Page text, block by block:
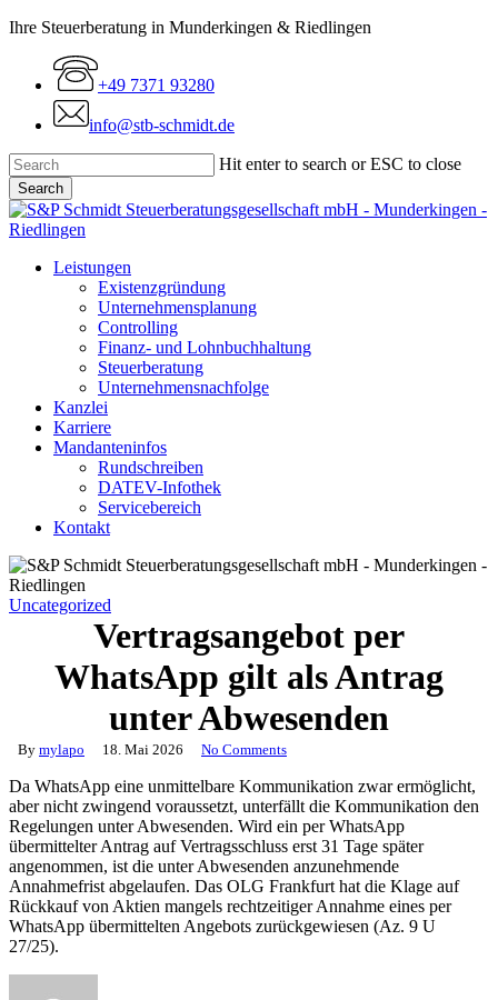
Skip
content
Ihre Steuerberatung in Munderkingen & Riedlingen
+49 7371 93280
info@stb-schmidt.de
Hit enter to search or ESC to close
Search
Close
Search
Menu
Leistungen
Existenzgründung
Unternehmensplanung
Controlling
Finanz- und Lohnbuchhaltung
Steuerberatung
Unternehmensnachfolge
Kanzlei
Karriere
Mandanteninfos
Rundschreiben
DATEV-Infothek
Servicebereich
Kontakt
Uncategorized
Vertragsangebot per
WhatsApp gilt als Antrag
unter Abwesenden
By mylapo 18. Mai 2026 No Comments
Da WhatsApp eine unmittelbare Kommunikation zwar ermöglicht,
aber nicht zwingend voraussetzt, unterfällt die Kommunikation den
Regelungen unter Abwesenden. Wird ein per WhatsApp
übermittelter Antrag auf Vertragsschluss erst 31 Tage später
angenommen, ist die unter Abwesenden anzunehmende
Annahmefrist abgelaufen. Das OLG Frankfurt hat die Klage auf
Rückkauf von Aktien mangels rechtzeitiger Annahme eines per
WhatsApp übermittelten Angebots zurückgewiesen (Az. 9 U
27/25).